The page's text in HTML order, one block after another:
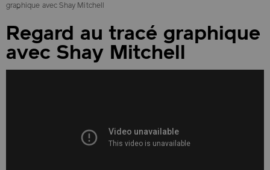
graphique avec Shay Mitchell
Regard au tracé graphique
avec Shay Mitchell